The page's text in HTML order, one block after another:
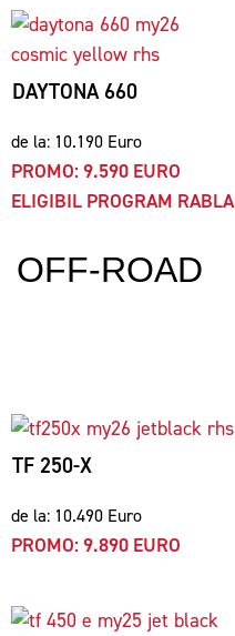
DAYTONA 660
de la: 10.190 Euro
PROMO: 9.590 EURO
ELIGIBIL PROGRAM RABLA
OFF-ROAD
TF 250-X
de la: 10.490 Euro
PROMO: 9.890 EURO